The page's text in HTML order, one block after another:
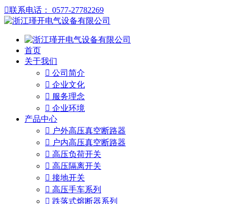
联系电话： 0577-27782269
首页
关于我们
 公司简介
 企业文化
 服务理念
 企业环境
产品中心
 户外高压真空断路器
 户内高压真空断路器
 高压负荷开关
 高压隔离开关
 接地开关
 高压手车系列
 跌落式熔断器系列